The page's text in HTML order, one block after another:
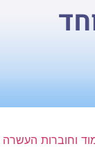
וחוברות העשרה